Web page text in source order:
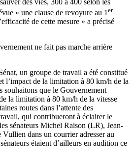
des vies, 300 à 400 selon les
« une clause de revoyure au 1er
de cette mesure » a précisé
ne fait pas marche arrière
un groupe de travail a été constitué
l’impact de la limitation à 80 km/h de la
souhaitons que le Gouvernement
la limitation à 80 km/h de la vitesse
routes dans l’attente des
qui contribueront à éclairer le
sénateurs Michel Raison (LR), Jean-
dans un courrier adresser au
étaient d’ailleurs en audition ce